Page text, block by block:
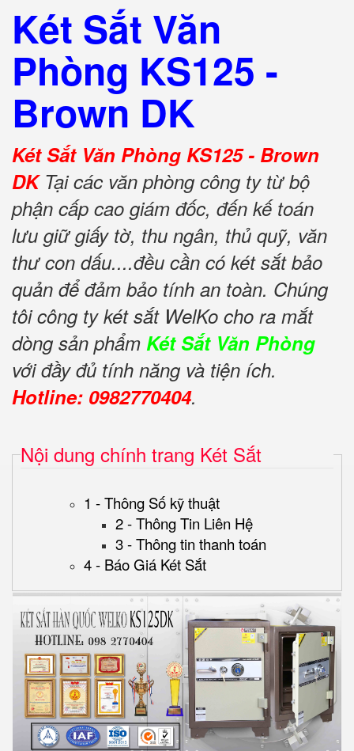
Két Sắt Văn
Phòng KS125 -
Brown DK
Két Sắt Văn Phòng KS125 - Brown
DK Tại các văn phòng công ty từ bộ
phận cấp cao giám đốc, đến kế toán
lưu giữ giấy tờ, thu ngân, thủ quỹ, văn
thư con dấu....đều cần có két sắt bảo
quản để đảm bảo tính an toàn. Chúng
tôi công ty két sắt WelKo cho ra mắt
dòng sản phẩm Két Sắt Văn Phòng
với đầy đủ tính năng và tiện ích.
Hotline: 0982770404.
Nội dung chính trang Két Sắt
1 - Thông Số kỹ thuật
2 - Thông Tin Liên Hệ
3 - Thông tin thanh toán
4 - Báo Giá Két Sắt